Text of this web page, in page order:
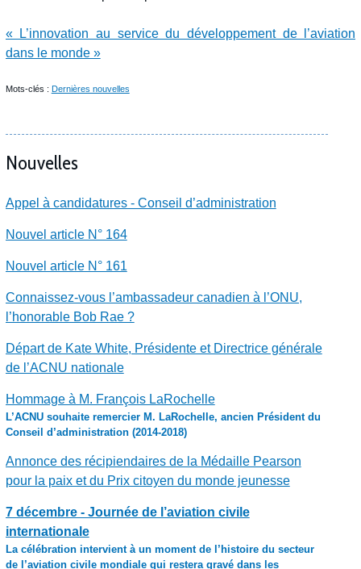
« L’innovation au service du développement de l’aviation
dans le monde »
Mots-clés : Dernières nouvelles
Nouvelles
Appel à candidatures - Conseil d’administration
Nouvel article N° 164
Nouvel article N° 161
Connaissez-vous l’ambassadeur canadien à l’ONU,
l’honorable Bob Rae ?
Départ de Kate White, Présidente et Directrice générale
de l’ACNU nationale
Hommage à M. François LaRochelle
L’ACNU souhaite remercier M. LaRochelle, ancien Président du
Conseil d’administration (2014-2018)
Annonce des récipiendaires de la Médaille Pearson
pour la paix et du Prix citoyen du monde jeunesse
7 décembre - Journée de l’aviation civile
internationale
La célébration intervient à un moment de l’histoire du secteur
de l’aviation civile mondiale qui restera gravé dans les